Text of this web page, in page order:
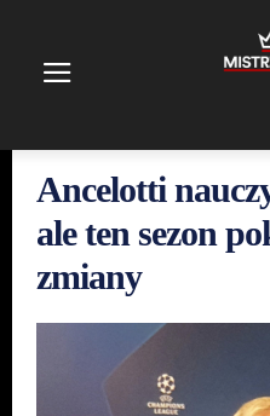
Ancelotti
ale ten sezon
zmiany